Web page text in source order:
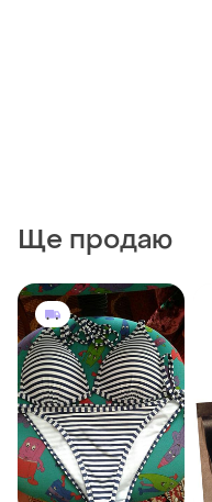
Ще продаю